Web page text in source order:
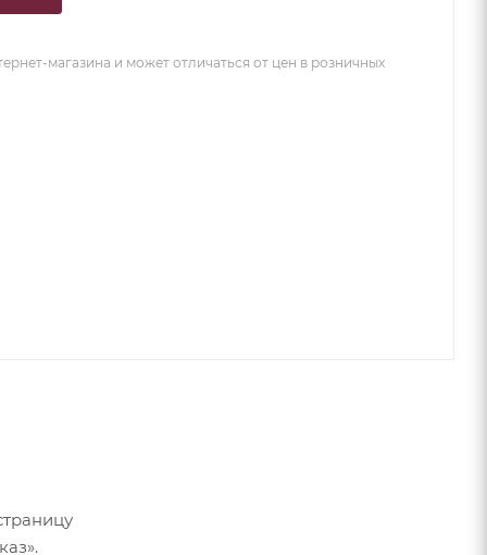
магазина и может отличаться от цен в розничных